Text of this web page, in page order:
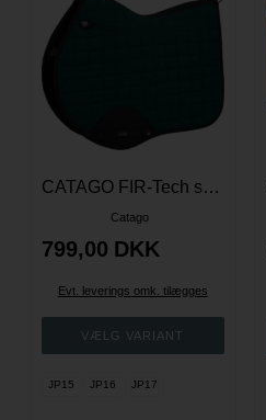
CATAGO FIR-Tech springunderlag - Ponderosa Pine
Catago
799,00 DKK
Evt. leverings omk. tilægges
JP15 JP16 JP17